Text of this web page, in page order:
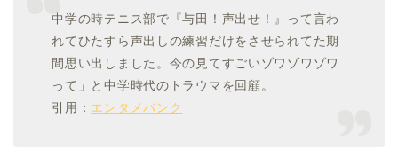
中学の時テニス部で『与田！声出せ！』って言わ
れてひたすら声出しの練習だけをさせられてた期
間思い出しました。今の見てすごいゾワゾワゾワ
って」と中学時代のトラウマを回顧。
引用： エンタメバンク